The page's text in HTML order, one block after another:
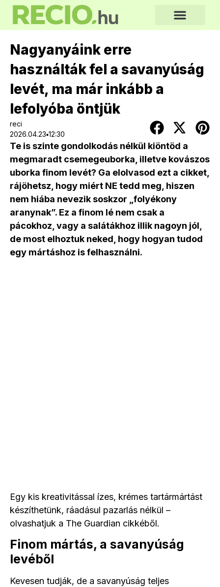
Nagyanyáink erre
használták fel a savanyúság
levét, ma már inkább a
lefolyóba öntjük
reci
2026.04.23▪12:30
Te is szinte gondolkodás nélkül kiöntöd a
megmaradt csemegeuborka, illetve kovászos
uborka finom levét? Ga elolvasod ezt a cikket,
rájöhetsz, hogy miért NE tedd meg, hiszen
nem hiába nevezik soskzor „folyékony
aranynak”. Ez a finom lé nem csak a
pácokhoz, vagy a salátákhoz illik nagoyn jól,
de most elhoztuk neked, hogy hogyan tudod
egy mártáshoz is felhasználni.
Egy kis kreativitással ízes, krémes tartármártást
készíthetünk, ráadásul pazarlás nélkül –
olvashatjuk a The Guardian cikkéből.
Finom mártás, a savanyúság
levéből
Kevesen tudják, de a savanyúság teljes